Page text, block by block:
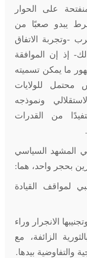
منفتحة على الحوار
يبدو صعبًا من
-وتجربة الاتفاق
ذلك- إذ إن الموافقة
ما يمكن تسميته
محتمل للولايات
ونموذجه
من القدرات
.
المشهد السياسي
بحجر واحد، هما:
لمواقف القيادة
الانجرار وراء
الزائفة، مع
والتفاوضية بيدها.